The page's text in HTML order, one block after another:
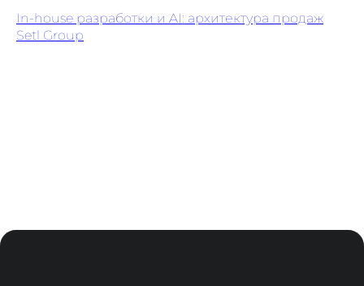
In-house разработки и AI: архитектура продаж
Setl Group